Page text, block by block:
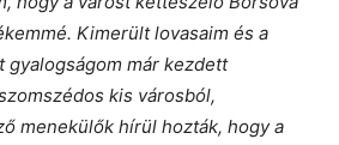
Kimerült lovasaim és a
gyalogságom már kezdett
kis városból,
menekülők hírül hozták, hogy a